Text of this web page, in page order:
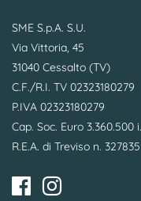
SME S.p.A. S.U.
Via Vittoria, 45
31040 Cessalto (TV)
C.F./R.I. TV 02323180279
P.IVA 02323180279
Cap. Soc. Euro 3.360.500
R.E.A. di Treviso n. 327835